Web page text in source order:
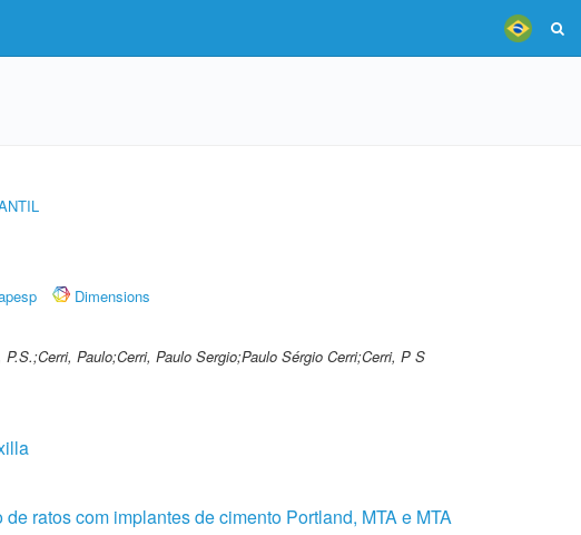
Dimensions
Paulo;Cerri, Paulo Sergio;Paulo Sérgio Cerri;Cerri, P S
ratos com implantes de cimento Portland, MTA e MTA